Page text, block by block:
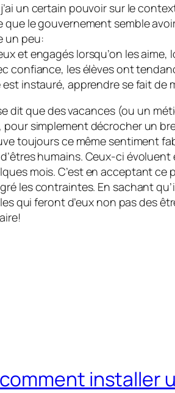
un certain pouvoir sur le
que le gouvernement semble
un peu:
et engagés lorsqu’on les aime,
confiance, les élèves ont
instauré, apprendre se fait de
dit que des vacances (ou un
simplement décrocher un
toujours ce même sentiment
humains. Ceux-ci
mois. C’est en acceptant ce
les contraintes. En sachant
qui feront d’eux non pas des
installer